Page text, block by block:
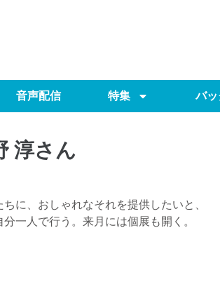
音声配信 特集 バ
淳さん
に、おしゃれなそれを提供したいと、
一人で行う。来月には個展も開く。